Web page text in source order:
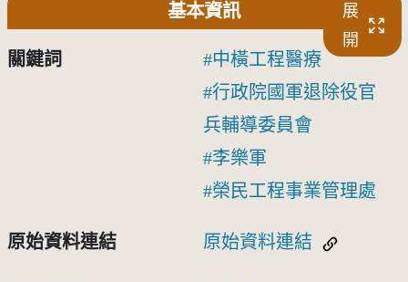
基本資訊
展
開
關鍵詞
中橫工程醫療
行政院國軍退除役官
兵輔導委員會
李樂軍
榮民工程事業管理處
原始資料連結 原始資料連結